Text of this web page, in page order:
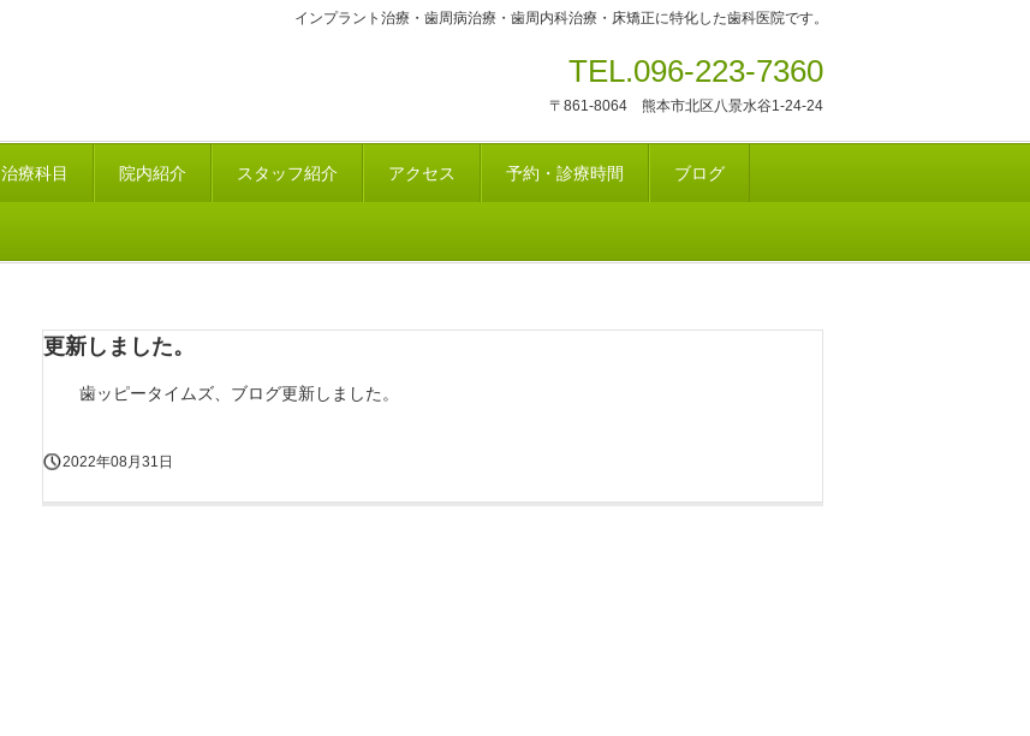
インプラント治療・歯周病治療・歯周内科治療・床矯正に特化した歯科医院です。
TEL.096-223-7360
〒861-8064 熊本市北区八景水谷1-24-24
治療科目 院内紹介 スタッフ紹介 アクセス 予約・診療時間 ブログ
更新しました。
歯ッピータイムズ、ブログ更新しました。
2022年08月31日